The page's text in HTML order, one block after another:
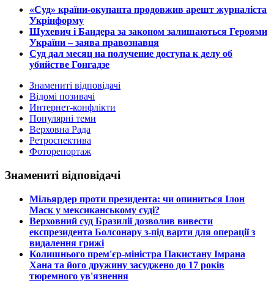
​«Суд» країни-окупанта продовжив арешт журналіста
Укрінформу
Шухевич і Бандера за законом залишаються Героями
України – заява правознавця
Суд дал месяц на получение доступа к делу об
убийстве Гонгадзе
Знамениті відповідачі
Відомі позивачі
Интернет-конфлікти
Популярні теми
Верховна Рада
Ретроспектива
Фоторепортаж
Знамениті відповідачі
​Мільярдер проти президента: чи опиниться Ілон
Маск у мексиканському суді?
​Верховний суд Бразилії дозволив вивести
експрезидента Болсонару з-під варти для операції з
видалення грижі
​Колишнього прем'єр-міністра Пакистану Імрана
Хана та його дружину засуджено до 17 років
тюремного ув'язнення